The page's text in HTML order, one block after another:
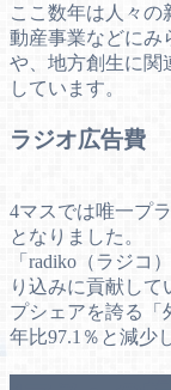
ここ数年は人々の
動産事業などにみ
や、地方創生に関
しています。
ラジオ広告費
4マスでは唯一プ
となりました。
「radiko（ラジコ
り込みに貢献し
プシェアを誇る「
年比97.1％と減少